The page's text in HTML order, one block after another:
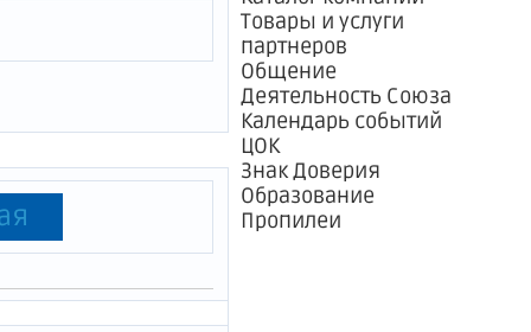
Товары и услуги
партнеров
Общение
Деятельность Союза
Календарь событий
ЦОК
Знак Доверия
Образование
Пропилеи